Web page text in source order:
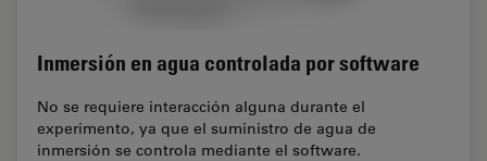
Inmersión en agua controlada por software
No se requiere interacción alguna durante el
experimento, ya que el suministro de agua de
inmersión se controla mediante el software.